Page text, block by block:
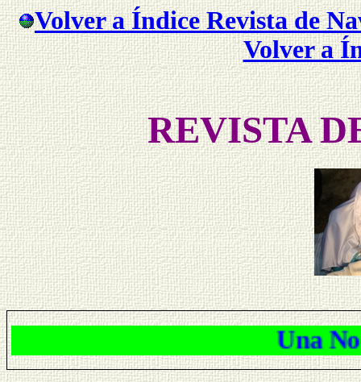
Volver a Índice Revista de
Volver a
REVISTA
Una